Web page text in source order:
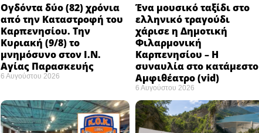
Ογδόντα δύο (82) χρόνια
από την Καταστροφή του
Καρπενησίου. Την
Κυριακή (9/8) το
μνημόσυνο στον Ι.Ν.
Αγίας Παρασκευής
6 Αυγούστου 2026
Ένα μουσικό ταξίδι στο
ελληνικό τραγούδι
χάρισε η Δημοτική
Φιλαρμονική
Καρπενησίου – Η
συναυλία στο κατάμεστο
Αμφιθέατρο (vid)
6 Αυγούστου 2026